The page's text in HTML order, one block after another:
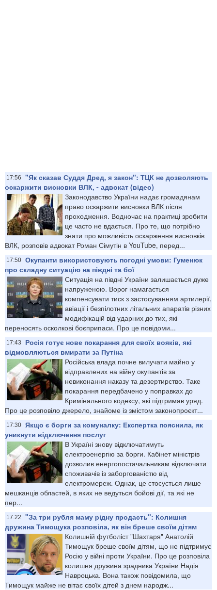
17:56
"Як сказав Суддя Дред, я закон": ТЦК не дозволяють
оскаржити висновки ВЛК, - адвокат (відео)
Законодавство України надає громадянам
право оскаржити висновки ВЛК після
проходження. Водночас на практиці зробити
це часто не вдається. Про те, що потрібно
знати про можливість оскарження висновків
ВЛК, розповів адвокат Роман Сімутін в YouTube, перед...
17:50 Окупанти використовують погодні умови: Гуменюк
про складну ситуацію на півдні та бої
Ситуація на півдні України залишається дуже
напруженою. Ворог намагається
компенсувати тиск з застосуванням артилерії,
авіації і безпілотних літальних апаратів різних
модифікацій від ударних до тих, які
переносять осколкові боєприпаси. Про це повідоми...
17:43
Росія готує нове покарання для своїх вояків, які
відмовляються вмирати за Путіна
Російська влада почне вилучати майно у
відправлених на війну окупантів за
невиконання наказу та дезертирство. Таке
покарання передбачено у поправках до
Кримінального кодексу, які підтримав уряд.
Про це розповіло джерело, знайоме із змістом законопроєкт...
17:30 Якщо є борги за комуналку: Експертка пояснила, як
уникнути відключення послуг
В Україні знову відключатимуть
електроенергію за борги. Кабінет міністрів
дозволив енергопостачальникам відключати
споживачів із заборгованістю від
електромереж. Однак, це стосується лише
мешканців областей, в яких не ведуться бойові дії, та які не
пер...
17:22
"За три рубля маму рідну продасть": Колишня
дружина Тимощука розповіла, як він бреше своїм дітям
Колишній футболіст "Шахтаря" Анатолій
Тимощук бреше своїм дітям, що не підтримує
Росію у війні проти України. Про це розповіла
колишня дружина зрадника України Надія
Навроцька. Вона також повідомила, що
Тимощук майже не вітає своїх дітей з днем народж...